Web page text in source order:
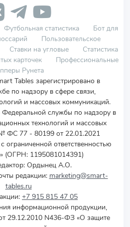
Футбольная статистика
Бот для
Пользовательское
Ставки на угловые
Статистика
карточек
Профессиональные
Рунета
Tables зарегистрировано в
по надзору в сфере связи,
и массовых коммуникаций.
службы по надзору в
технологий и массовых
ФС 77 - 80199 от 22.01.2021
ограниченной ответственностью
(ОГРН: 1195081014391)
Ордынец А.О.
редакции: marketing@smart-
tables.ru
+7 915 815 47 05
информационной продукции,
29.12.2010 N436-ФЗ «О защите